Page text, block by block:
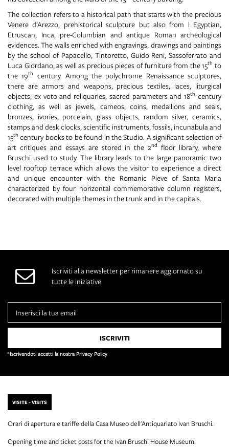
The collection refers to a historical path that starts with the precious
Venere d’Arezzo, prehistorical sculpture but also from l Egyptian,
Etruscan, Inca, pre-Columbian and antique Roman archeological
evidences. The walls enriched with engravings, drawings and paintings
by the school of Papacello, Tintoretto, Guido Reni, Sassoferrato and
Luca Giordano, as well as precious pieces of furniture from the 15th to
the 19th
century. Among the polychrome Renaissance sculptures,
there are armors and weapons, precious textiles, laces, liturgical
objects, ex voto and reliquaries, sacred parameters and 18th century
clothing, as well as jewels, cameos, coins, medallions and seals,
bronzes, ivories, porcelain, glass objects, random silver, ceramics,
stamps and desk clocks, scientific instruments, fossils, incunabula and
15th century books to be found in the Studio. A significant selection of
art critiques and essays are stored in the 2nd floor library, where
Bruschi used to study. The library leads to the large panoramic two
level rooftop terrace which allows the visitor to experience a direct
and unique encounter with the Romanic Pieve of Santa Maria
characterized by four horizontal commemorative column registers,
decorated with multiple themes in the trunk and in the capitals.
Iscriviti alla newsletter per rimanere aggiornato su
tutte le iniziative.
*Iscrivendoti accetti la nostra Privacy Policy
VISITE - VISITS
Orari di apertura e tariffe della Casa Museo dell'Antiquariato Ivan Bruschi.
Opening time and ticket costs for the Ivan Bruschi House Museum.